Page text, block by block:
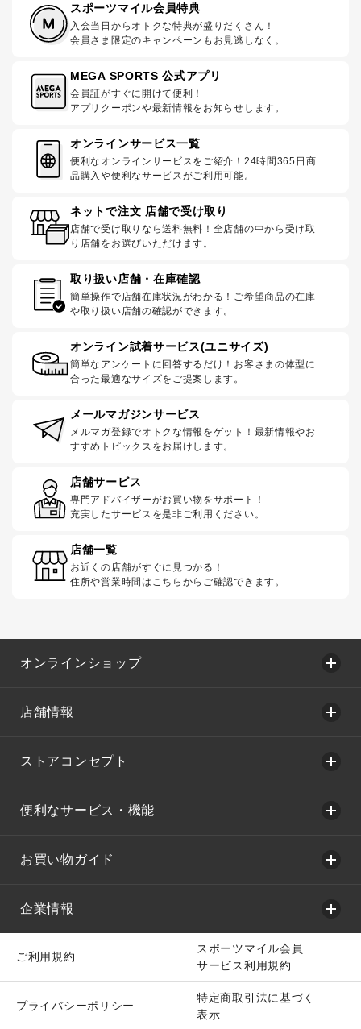
スポーツマイル会員特典
入会当日からオトクな特典が盛りだくさん！
会員さま限定のキャンペーンもお見逃しなく。
MEGA SPORTS 公式アプリ
会員証がすぐに開けて便利！
アプリクーポンや最新情報をお知らせします。
オンラインサービス一覧
便利なオンラインサービスをご紹介！24時間365日商
品購入や便利なサービスがご利用可能。
ネットで注文 店舗で受け取り
店舗で受け取りなら送料無料！全店舗の中から受け取
り店舗をお選びいただけます。
取り扱い店舗・在庫確認
簡単操作で店舗在庫状況がわかる！ご希望商品の在庫
や取り扱い店舗の確認ができます。
オンライン試着サービス(ユニサイズ)
簡単なアンケートに回答するだけ！お客さまの体型に
合った最適なサイズをご提案します。
メールマガジンサービス
メルマガ登録でオトクな情報をゲット！最新情報やお
すすめトピックスをお届けします。
店舗サービス
専門アドバイザーがお買い物をサポート！
充実したサービスを是非ご利用ください。
店舗一覧
お近くの店舗がすぐに見つかる！
住所や営業時間はこちらからご確認できます。
オンラインショップ
店舗情報
ストアコンセプト
便利なサービス・機能
お買い物ガイド
企業情報
ご利用規約
スポーツマイル会員
サービス利用規約
プライバシーポリシー
特定商取引法に基づく
表示